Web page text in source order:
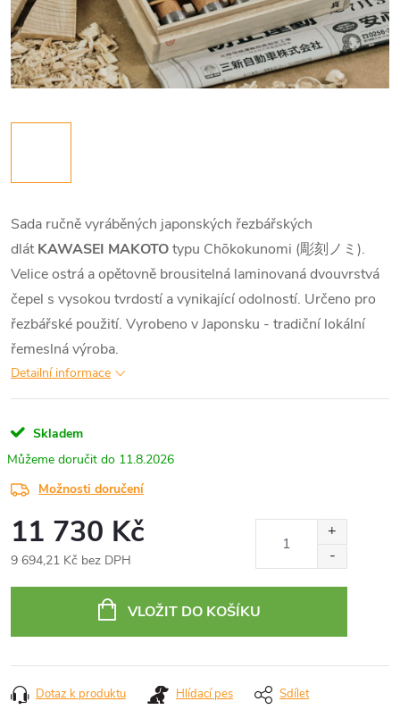
Sada ručně vyráběných japonských řezbářských
dlátKAWASEI MAKOTOtypu Chōkokunomi (彫刻ノミ).
Velice ostrá a opětovně brousitelná laminovaná dvouvrstvá
čepel s vysokou tvrdostí a vynikající odolností. Určeno pro
řezbářské použití. Vyrobeno v Japonsku - tradiční lokální
řemeslná výroba.
Detailní informace
Skladem
11.8.2026
Možnosti doručení
11 730 Kč
9 694,21 Kč bez DPH
VLOŽIT DO KOŠÍKU
Dotaz k produktu Hlídací pes Sdílet